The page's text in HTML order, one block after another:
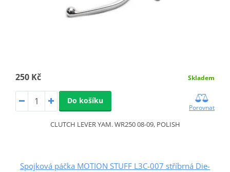
250 Kč Skladem
Do košíku
Porovnat
CLUTCH LEVER YAM. WR250 08-09, POLISH
Spojková páčka MOTION STUFF L3C-007 stříbrná Die-